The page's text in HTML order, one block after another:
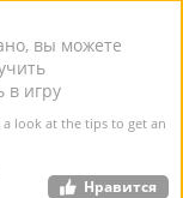
вы можете
в игру
look at the tips to get an
Нравится